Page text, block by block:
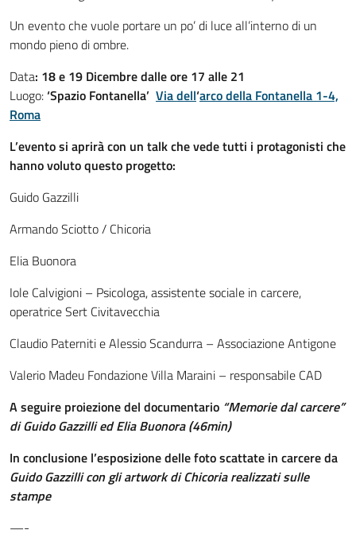
Un evento che vuole portare un po’ di luce all’interno di un
mondo pieno di ombre.
Data: 18 e 19 Dicembre dalle ore 17 alle 21
Luogo:‘Spazio Fontanella’ Via dell‘arco della Fontanella 1-4,
Roma
L’evento si aprirà con un talk che vede tutti i protagonisti che
hanno voluto questo progetto:
Guido Gazzilli
Armando Sciotto / Chicoria
Elia Buonora
Iole Calvigioni – Psicologa, assistente sociale in carcere,
operatrice Sert Civitavecchia
Claudio Paterniti e Alessio Scandurra – Associazione Antigone
Valerio Madeu Fondazione Villa Maraini – responsabile CAD
A seguire proiezione del documentario “Memorie dal carcere”
di Guido Gazzilli ed Elia Buonora (46min)
In conclusione l’esposizione delle foto scattate in carcere da
Guido Gazzilli con gli artwork di Chicoria realizzati sulle
stampe
—-